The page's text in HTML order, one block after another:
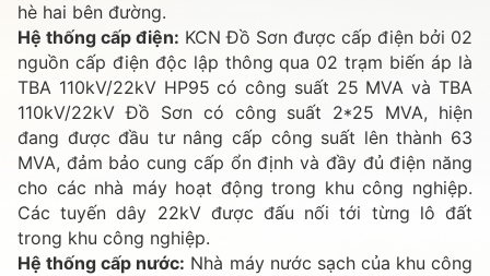
hè hai bên đường.
Hệ thống cấp điện: KCN Đồ Sơn được cấp điện bởi 02
nguồn cấp điện độc lập thông qua 02 trạm biến áp là
TBA 110kV/22kV HP95 có công suất 25 MVA và TBA
110kV/22kV Đồ Sơn có công suất 2*25 MVA, hiện
đang được đầu tư nâng cấp công suất lên thành 63
MVA, đảm bảo cung cấp ổn định và đầy đủ điện năng
cho các nhà máy hoạt động trong khu công nghiệp.
Các tuyến dây 22kV được đấu nối tới từng lô đất
trong khu công nghiệp.
Hệ thống cấp nước: Nhà máy nước sạch của khu công